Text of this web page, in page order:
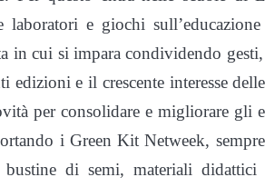
laboratori e giochi
in cui si impara condividendo
edizioni e il crescente interesse
per consolidare e migliorare gli
i Green Kit Netweek,
bustine di semi, materiali